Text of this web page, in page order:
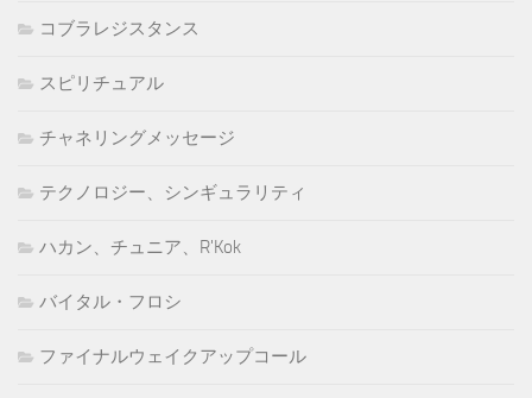
コブラレジスタンス
スピリチュアル
チャネリングメッセージ
テクノロジー、シンギュラリティ
ハカン、チュニア、R'Kok
バイタル・フロシ
ファイナルウェイクアップコール